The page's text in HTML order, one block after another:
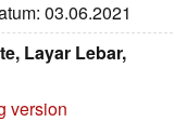
03.06.2021
Layar Lebar,
version